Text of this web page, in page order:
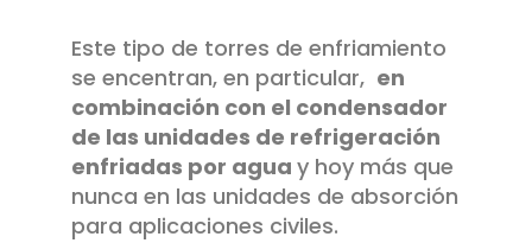
Este tipo de torres de enfriamiento
se encentran, en particular, en
combinación con el condensador
de las unidades de refrigeración
enfriadas por agua y hoy más que
nunca en las unidades de absorción
para aplicaciones civiles.